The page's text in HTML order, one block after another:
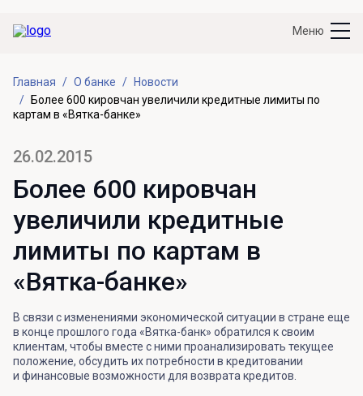
Меню
Главная О банке
Новости
Более 600 кировчан увеличили кредитные лимиты по
картам в «Вятка-банке»
26.02.2015
Более 600 кировчан
увеличили кредитные
лимиты по картам в
«Вятка-банке»
В связи с изменениями экономической ситуации в стране еще
в конце прошлого года «Вятка-банк» обратился к своим
клиентам, чтобы вместе с ними проанализировать текущее
положение, обсудить их потребности в кредитовании
и финансовые возможности для возврата кредитов.